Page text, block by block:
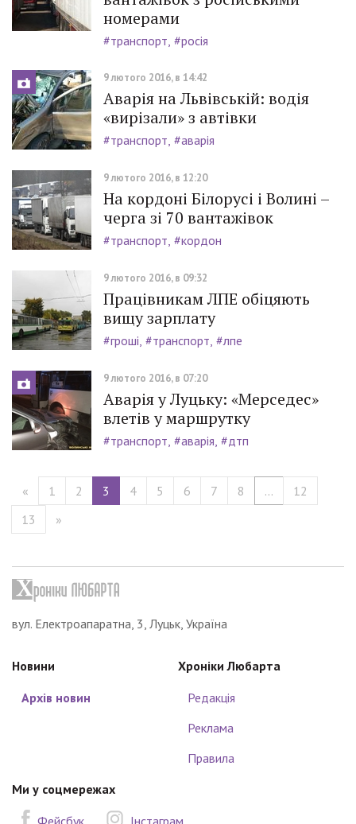
номерами
#транспорт #росія
9 лютого 2016, в 14:42
Аварія на Львівській: водія
«вирізали» з автівки
#транспорт #аварія
9 лютого 2016, в 12:20
На кордоні Білорусі і Волині –
черга зі 70 вантажівок
#транспорт #кордон
9 лютого 2016, в 09:32
Працівникам ЛПЕ обіцяють
вищу зарплату
#гроші #транспорт #лпе
9 лютого 2016, в 07:20
Аварія у Луцьку: «Мерседес»
влетів у маршрутку
#транспорт #аварія #дтп
« 1 2 3 4 5 6 7 8 ...
12
13
»
вул. Електроапаратна, 3, Луцьк, Україна
Новини
Архів новин
Хроніки Любарта
Редакція
Реклама
Правила
Ми у соцмережах
Фейсбук
Інстаграм